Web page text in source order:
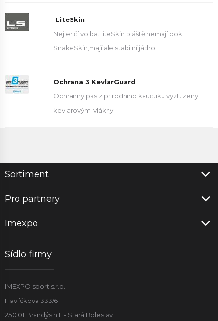
LiteSkin
Nejlehčí volba.LiteSkin pláště nemají bok
SnakeSkin,mají ale stabilní jádro.
Ochrana 3 KevlarGuard
Ochranný pás z přírodního kaučuku vyztužený
kevlarovými vlákny.
Sortiment
Pro partnery
Imexpo
Sídlo firmy
IMEXPO sport s.r.o.
Havlíčkova 333/6
250 01 Brandýs n.L - Stará Boleslav